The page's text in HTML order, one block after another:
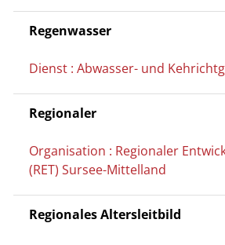
Regenwasser
Dienst : Abwasser- und
Regionaler
Organisation : Regionaler
(RET) Sursee-Mittelland
Regionales Altersleitbild